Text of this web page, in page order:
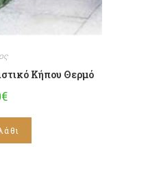
Κήπου Θερμό
€